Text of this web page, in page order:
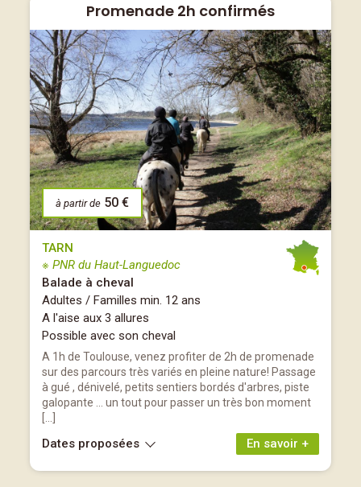
Promenade 2h confirmés
à partir de 50 €
TARN
※ PNR du Haut-Languedoc
Balade à cheval
Adultes / Familles min. 12 ans
A l'aise aux 3 allures
Possible avec son cheval
A 1h de Toulouse, venez profiter de 2h de promenade
sur des parcours très variés en pleine nature! Passage
à gué , dénivelé, petits sentiers bordés d'arbres, piste
galopante ... un tout pour passer un très bon moment
En savoir +
Dates proposées